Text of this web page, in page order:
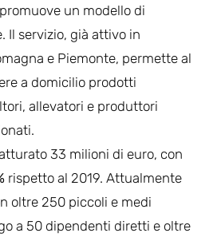
un modello di
Il servizio, già attivo in
e Piemonte, permette al
a domicilio prodotti
allevatori e produttori
33 milioni di euro, con
rispetto al 2019. Attualmente
oltre 250 piccoli e medi
a 50 dipendenti diretti e oltre